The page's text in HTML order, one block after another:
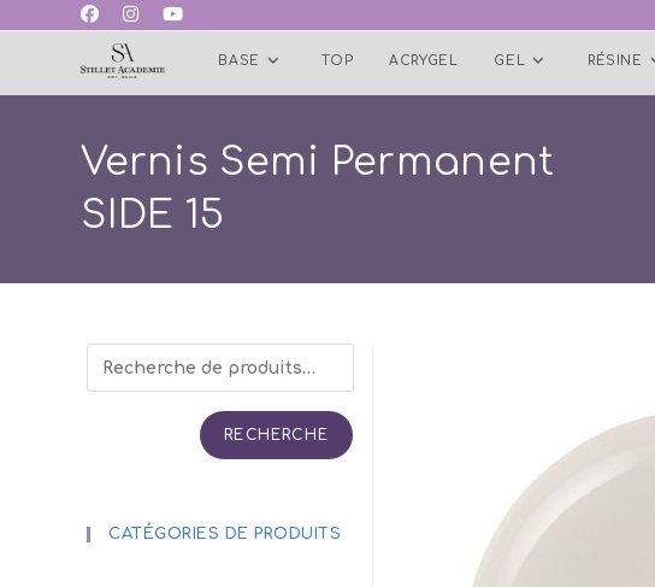
BASE TOP ACRYGEL GEL RÉSINE
Vernis Semi Permanent
SIDE 15
RECHERCHE
CATÉGORIES DE PRODUITS